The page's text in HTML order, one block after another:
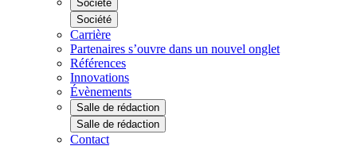
Société
Société
Carrière
Partenaires s’ouvre dans un nouvel onglet
Références
Innovations
Évènements
Salle de rédaction
Salle de rédaction
Contact